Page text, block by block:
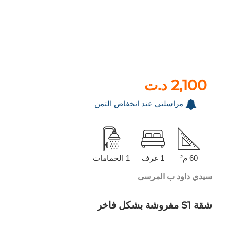
2,100 د.ت
مراسلتي عند انخفاض الثمن
60 م² 1 غرف 1 الحمامات
سيدي داود ب المرسى
شقة S1 مفروشة بشكل فاخر